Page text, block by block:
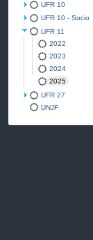
UFR 10
UFR 10 - Socio
UFR 11
2022
2023
2024
2025
UFR 27
UNJF